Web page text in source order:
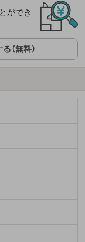
ができ
（無料）